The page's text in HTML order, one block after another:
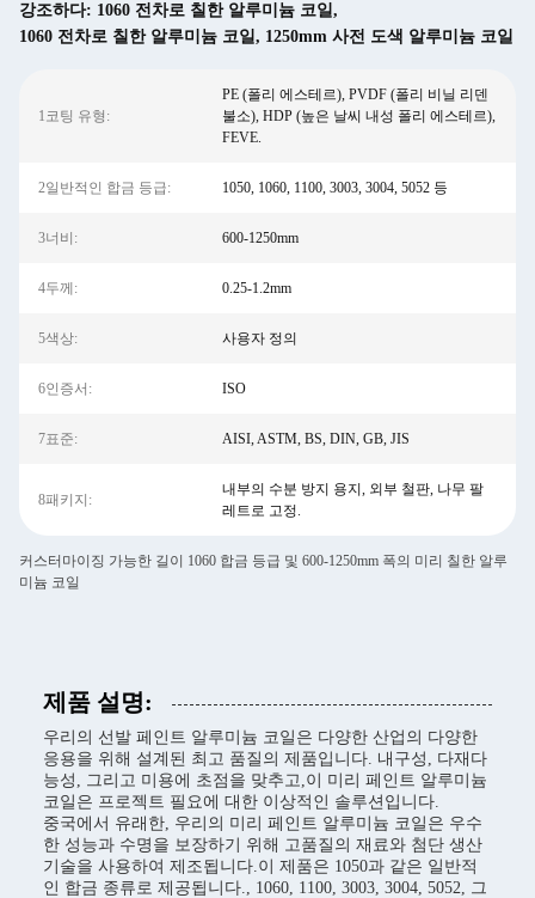
강조하다: 1060 전차로 칠한 알루미늄 코일,
1060 전차로 칠한 알루미늄 코일, 1250mm 사전 도색 알루미늄 코일
1코팅 유형:
PE (폴리 에스테르), PVDF (폴리 비닐 리덴
불소), HDP (높은 날씨 내성 폴리 에스테르),
FEVE.
2일반적인 합금 등급: 1050, 1060, 1100, 3003, 3004, 5052 등
3너비: 600-1250mm
4두께: 0.25-1.2mm
5색상: 사용자 정의
6인증서: ISO
7표준: AISI, ASTM, BS, DIN, GB, JIS
8패키지:
내부의 수분 방지 용지, 외부 철판, 나무 팔
레트로 고정.
커스터마이징 가능한 길이 1060 합금 등급 및 600-1250mm 폭의 미리 칠한 알루
미늄 코일
제품 설명:
우리의 선발 페인트 알루미늄 코일은 다양한 산업의 다양한
응용을 위해 설계된 최고 품질의 제품입니다. 내구성, 다재다
능성, 그리고 미용에 초점을 맞추고,이 미리 페인트 알루미늄
코일은 프로젝트 필요에 대한 이상적인 솔루션입니다.
중국에서 유래한, 우리의 미리 페인트 알루미늄 코일은 우수
한 성능과 수명을 보장하기 위해 고품질의 재료와 첨단 생산
기술을 사용하여 제조됩니다.이 제품은 1050과 같은 일반적
인 합금 종류로 제공됩니다., 1060, 1100, 3003, 3004, 5052, 그